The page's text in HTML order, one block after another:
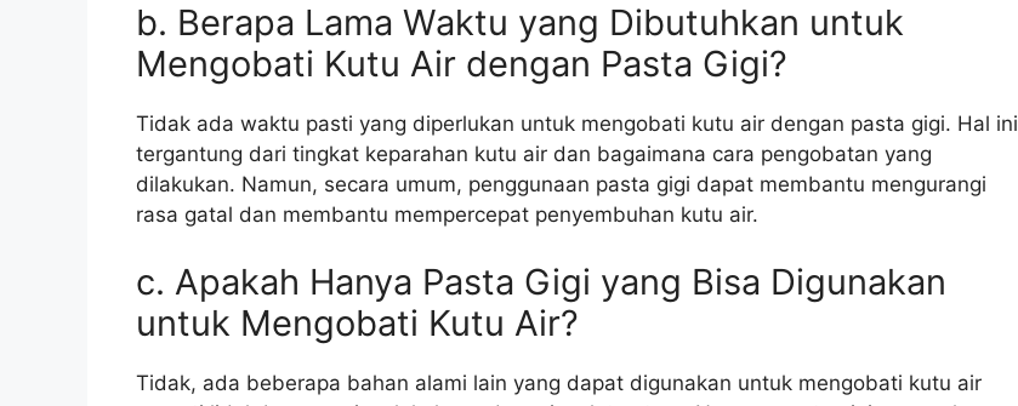
b. Berapa Lama Waktu yang Dibutuhkan untuk
Mengobati Kutu Air dengan Pasta Gigi?
Tidak ada waktu pasti yang diperlukan untuk mengobati kutu air dengan pasta gigi. Hal ini
tergantung dari tingkat keparahan kutu air dan bagaimana cara pengobatan yang
dilakukan. Namun, secara umum, penggunaan pasta gigi dapat membantu mengurangi
rasa gatal dan membantu mempercepat penyembuhan kutu air.
c. Apakah Hanya Pasta Gigi yang Bisa Digunakan
untuk Mengobati Kutu Air?
Tidak, ada beberapa bahan alami lain yang dapat digunakan untuk mengobati kutu air